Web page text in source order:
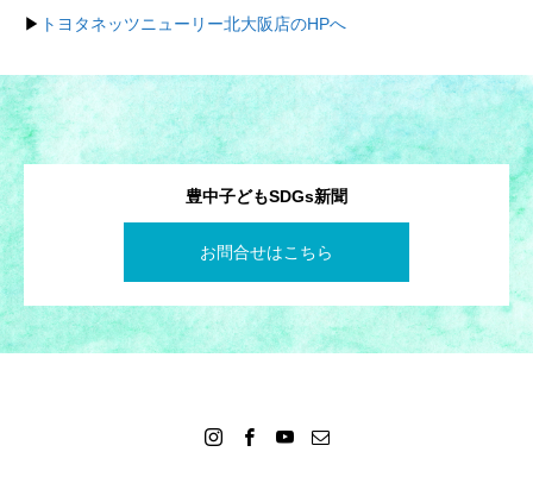
▶︎ トヨタネッツニューリー北大阪店のHPへ
豊中子どもSDGs新聞
お問合せはこちら